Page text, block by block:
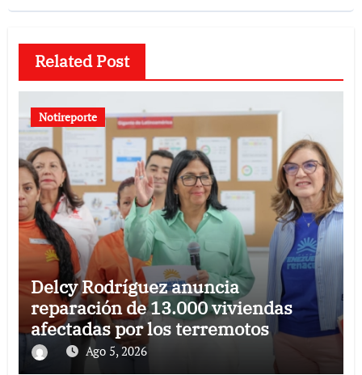
Related Post
Notireporte
Delcy Rodríguez anuncia
reparación de 13.000 viviendas
afectadas por los terremotos
Ago 5, 2026